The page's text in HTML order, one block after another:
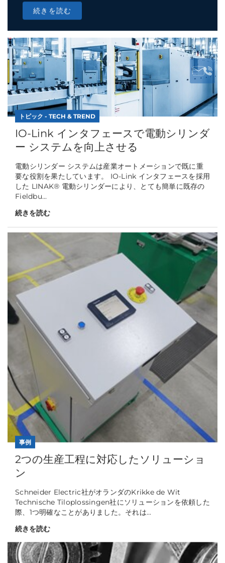
行搬送車両の制御を向上させる CANopen がお選びい
ただけるようになりました。 CANopen 搭載の電動シ
続きを読む
IO-Link インタフェースで電動シリンダ
ー システムを向上させる
電動シリンダー システムは産業オートメーションで既に重
要な役割を果たしています。 IO-Link インタフェースを採用
した LINAK® 電動シリンダーにより、とても簡単に既存の
Fieldbu...
続きを読む
事例
2つの生産工程に対応したソリューショ
ン
Schneider Electric社がオランダのKrikke de Wit
Technische Tiloplossingen社にソリューションを依頼した